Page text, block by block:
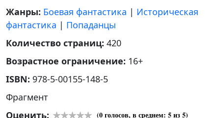
Жанры: Боевая фантастика | Историческая
фантастика | Попаданцы
Количество страниц: 420
Возрастное ограничение: 16+
ISBN: 978-5-00155-148-5
Фрагмент
Оценить:
(0голосов, в среднем: 5из 5)